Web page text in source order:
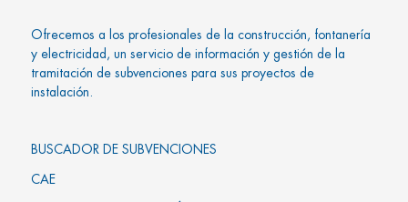
Ofrecemos a los profesionales de la construcción, fontanería
y electricidad, un servicio de información y gestión de la
tramitación de subvenciones para sus proyectos de
instalación.
BUSCADOR DE SUBVENCIONES
CAE